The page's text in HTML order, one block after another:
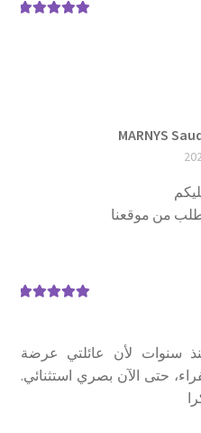
MARNYS
من موقعنا
سنوات لأن عائلتي عرضة
حتى الآن بصري استثنائي.